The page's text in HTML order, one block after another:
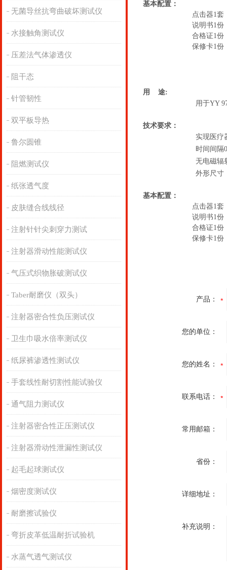
无菌导丝抗弯曲破坏测试仪
水接触角测试仪
压差法气体渗透仪
阻干态
针管韧性
双平板导热
鲁尔圆锥
阻燃测试仪
纸张透气度
皮肤缝合线线径
注射针针尖刺穿力测试
注射器滑动性能测试仪
气压式织物胀破测试仪
Taber耐磨仪（双头）
注射器密合性负压测试仪
卫生巾吸水倍率测试仪
纸尿裤渗透性测试仪
手套线性耐切割性能试验仪
通气阻力测试仪
注射器密合性正压测试仪
注射器滑动性泄漏性测试仪
起毛起球测试仪
烟密度测试仪
耐磨擦试验仪
弯折皮革低温耐折试验机
水蒸气透气测试仪
基本配置：
点击器1套
说明书1份
合格证1份
保修卡1份
用 途:
用于YY
技术要求 ：
实现医疗
时间间隔
无电磁辐
外形尺寸
基本配置：
点击器1套
说明书1份
合格证1份
保修卡1份
产品：
您的单位：
您的姓名：
联系电话：
常用邮箱：
省份：
详细地址：
补充说明：